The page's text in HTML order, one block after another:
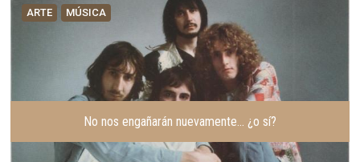
ARTE MÚSICA
No nos engañarán nuevamente… ¿o sí?